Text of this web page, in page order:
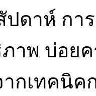
ดาห์ กา
าพ บ่อย
กเทคนิค